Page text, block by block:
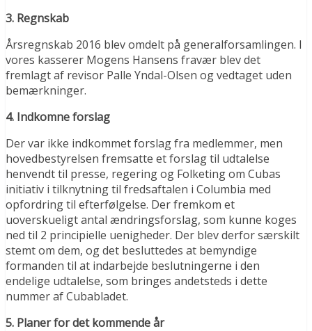
3. Regnskab
Årsregnskab 2016 blev omdelt på generalforsamlingen. I
vores kasserer Mogens Hansens fravær blev det
fremlagt af revisor Palle Yndal-Olsen og vedtaget uden
bemærkninger.
4. Indkomne forslag
Der var ikke indkommet forslag fra medlemmer, men
hovedbestyrelsen fremsatte et forslag til udtalelse
henvendt til presse, regering og Folketing om Cubas
initiativ i tilknytning til fredsaftalen i Columbia med
opfordring til efterfølgelse. Der fremkom et
uoverskueligt antal ændringsforslag, som kunne koges
ned til 2 principielle uenigheder. Der blev derfor særskilt
stemt om dem, og det besluttedes at bemyndige
formanden til at indarbejde beslutningerne i den
endelige udtalelse, som bringes andetsteds i dette
nummer af Cubabladet.
5. Planer for det kommende år